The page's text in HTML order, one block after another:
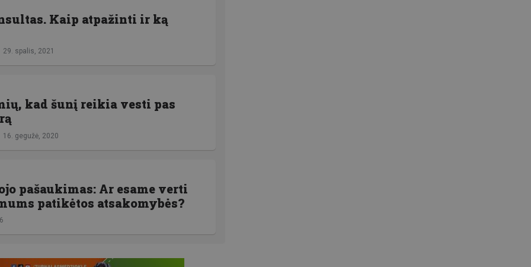
Kaip atpažinti ir ką
29. spalis, 2021
kad šunį reikia vesti pas
16. gegužė, 2020
pašaukimas: Ar esame verti
patikėtos atsakomybės?